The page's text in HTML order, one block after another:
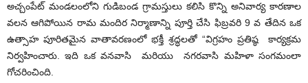
అచ్చంపేట్ మండలంలోని గుడిబండ గ్రామస్తులు కలిసి కొన్ని అనివార్య కారణాల
వలన ఆగిపోయిన రామ మందిర నిర్మాణాన్ని పూర్తి చేసి ఫిబ్రవరి 9 వ తేదిన ఒక
ఉత్సాహ పూరితమైన వాతావరణంలో భక్తీ శ్రద్ధలతో “విగ్రహం ప్రతిష్ఠ కార్యక్రమ
నిర్వహించారు. ఇది ఒక వనవాసి మరియు నగరవాసి మహిళా సంగమంలా
గోచరించింది.